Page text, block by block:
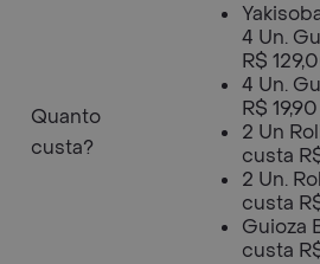
Quanto
custa?
4 Un.
R$
4 Un.
R$ 19,90
2 Un
custa
2 Un.
custa
Guioza
custa